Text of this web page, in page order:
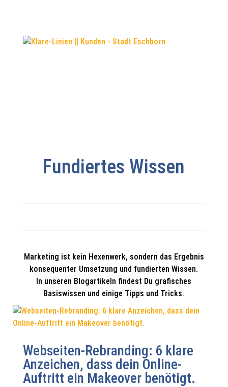
Fundiertes Wissen
Marketing ist kein Hexenwerk, sondern das Ergebnis
konsequenter Umsetzung und fundierten Wissen.
In unseren Blogartikeln findest Du grafisches
Basiswissen und einige Tipps und Tricks.
Webseiten-Rebranding: 6 klare
Anzeichen, dass dein Online-
Auftritt ein Makeover benötigt.